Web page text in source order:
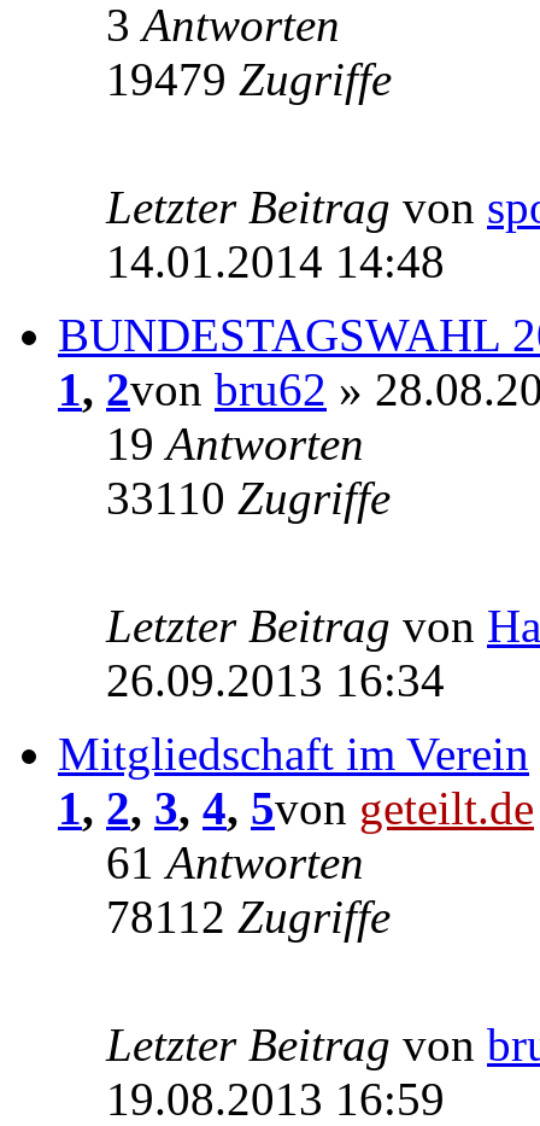
3Antworten
19479 Zugriffe
Letzter Beitrag von
14.01.2014 14:48
BUNDESTAGSWAHL
1, 2von bru62 »
19Antworten
33110 Zugriffe
Letzter Beitrag von
26.09.2013 16:34
Mitgliedschaft im Verein
1, 2, 3, 4, 5von geteilt.de
61Antworten
78112 Zugriffe
Letzter Beitrag von
19.08.2013 16:59